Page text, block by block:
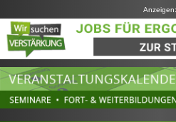
Anzeigen: